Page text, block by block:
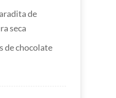
de
seca
de chocolate